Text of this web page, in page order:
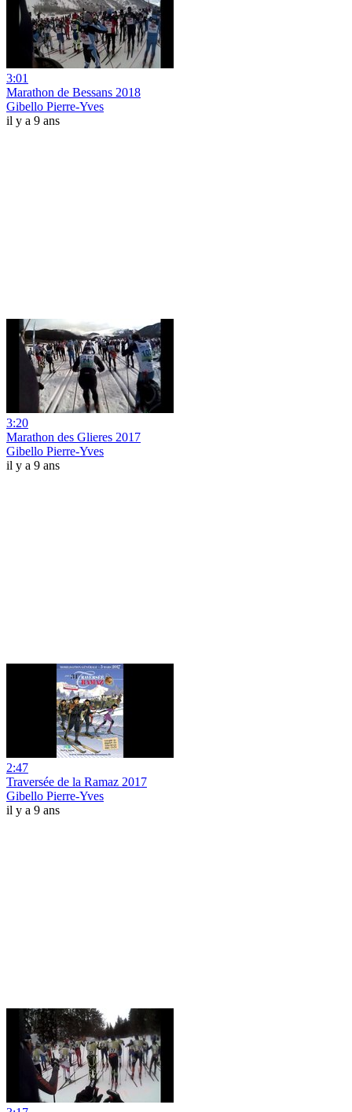
3:01
Marathon de Bessans 2018
Gibello Pierre-Yves
il y a 9 ans
3:20
Marathon des Glieres 2017
Gibello Pierre-Yves
il y a 9 ans
2:47
Traversée de la Ramaz 2017
Gibello Pierre-Yves
il y a 9 ans